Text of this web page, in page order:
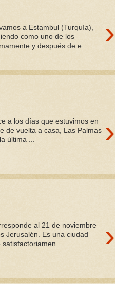
›
a Estambul (Turquía),
como uno de los
y después de e...
›
a los días que estuvimos en
de vuelta a casa, Las Palmas
última ...
›
al 21 de noviembre
Jerusalén. Es una ciudad